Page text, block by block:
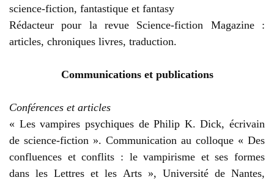
science-fiction, fantastique et fantasy
Rédacteur pour la revue Science-fiction Magazine :
articles, chroniques livres, traduction.
Communications et publications
Conférences et articles
« Les vampires psychiques de Philip K. Dick, écrivain
de science-fiction ». Communication au colloque « Des
confluences et conflits : le vampirisme et ses formes
dans les Lettres et les Arts », Université de Nantes,